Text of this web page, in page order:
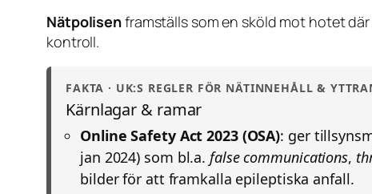
Nätpolisenframställs som en sköld mot hotet
kontroll.
FAKTA · UK:S REGLER FÖR NÄTINNEHÅLL &
Kärnlagar & ramar
Online Safety Act 2023 (OSA): ger
jan 2024) som bl.a. false communications,
bilder för att framkalla epileptiska anfall.